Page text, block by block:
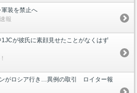
軍装を禁止へ
報
1JCが彼氏に素顔見せたことがなくはず
がロシア行き…異例の取引 ロイター報